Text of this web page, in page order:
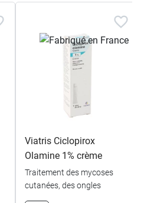
Viatris Ciclopirox
Olamine 1% crème
Traitement des mycoses
cutanées, des ongles